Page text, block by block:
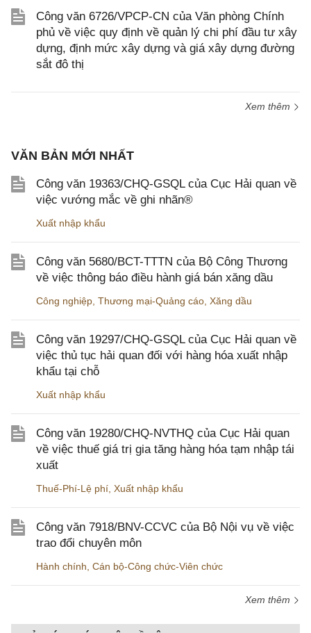
Công văn 6726/VPCP-CN của Văn phòng Chính
phủ về việc quy định về quản lý chi phí đầu tư xây
dựng, định mức xây dựng và giá xây dựng đường
sắt đô thị
Xem thêm
VĂN BẢN MỚI NHẤT
Công văn 19363/CHQ-GSQL của Cục Hải quan về
việc vướng mắc về ghi nhãn®
Xuất nhập khẩu
Công văn 5680/BCT-TTTN của Bộ Công Thương
về việc thông báo điều hành giá bán xăng dầu
Công nghiệp Thương mại-Quảng cáo Xăng dầu
Công văn 19297/CHQ-GSQL của Cục Hải quan về
việc thủ tục hải quan đối với hàng hóa xuất nhập
khẩu tại chỗ
Xuất nhập khẩu
Công văn 19280/CHQ-NVTHQ của Cục Hải quan
về việc thuế giá trị gia tăng hàng hóa tạm nhập tái
xuất
Thuế-Phí-Lệ phí Xuất nhập khẩu
Công văn 7918/BNV-CCVC của Bộ Nội vụ về việc
trao đổi chuyên môn
Hành chính Cán bộ-Công chức-Viên chức
Xem thêm